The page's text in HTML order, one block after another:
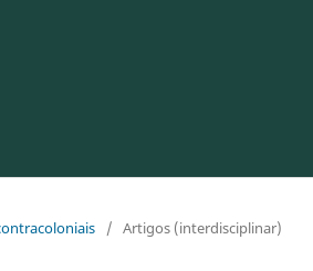
/ Artigos (interdisciplinar)